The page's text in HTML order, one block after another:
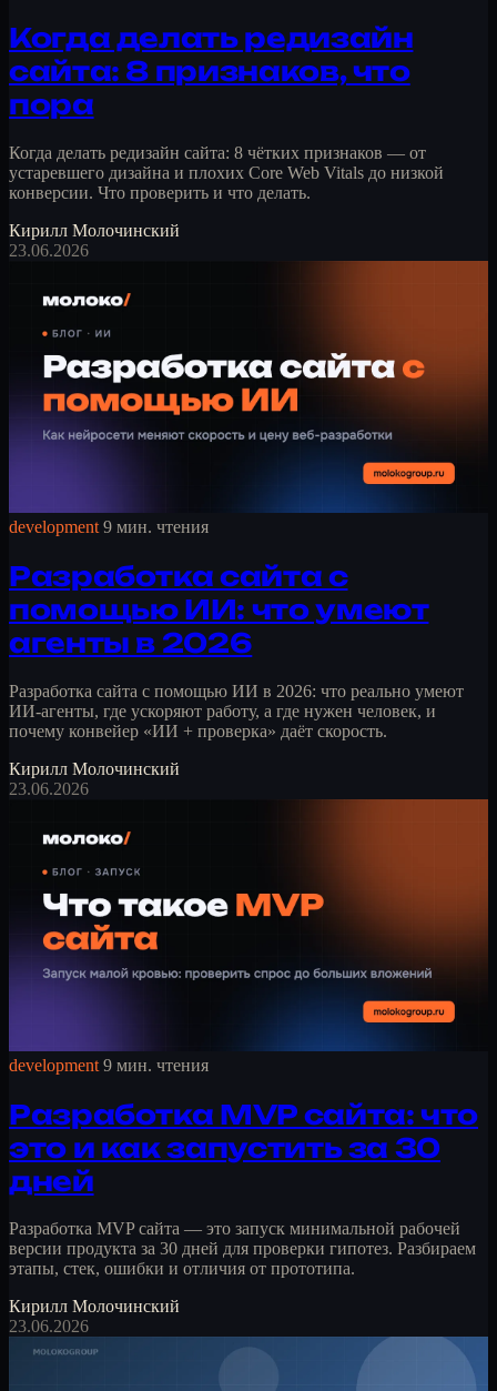
Когда делать редизайн
сайта: 8 признаков, что
пора
Когда делать редизайн сайта: 8 чётких признаков — от
устаревшего дизайна и плохих Core Web Vitals до низкой
конверсии. Что проверить и что делать.
Кирилл Молочинский
23.06.2026
development 9 мин. чтения
Разработка сайта с
помощью ИИ: что умеют
агенты в 2026
Разработка сайта с помощью ИИ в 2026: что реально умеют
ИИ-агенты, где ускоряют работу, а где нужен человек, и
почему конвейер «ИИ + проверка» даёт скорость.
Кирилл Молочинский
23.06.2026
development 9 мин. чтения
Разработка MVP сайта: что
это и как запустить за 30
дней
Разработка MVP сайта — это запуск минимальной рабочей
версии продукта за 30 дней для проверки гипотез. Разбираем
этапы, стек, ошибки и отличия от прототипа.
Кирилл Молочинский
23.06.2026